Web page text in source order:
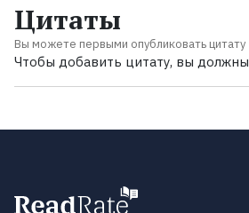
Цитаты
Вы можете первыми опубликовать цитату
Чтобы добавить цитату, вы должны